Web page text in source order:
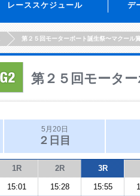
レーススケジュール デ
第２５回モーターボート誕生祭〜マクール
第２５回モータ
5月20日
２日目
1R 2R 3R
15:01 15:28 15:55